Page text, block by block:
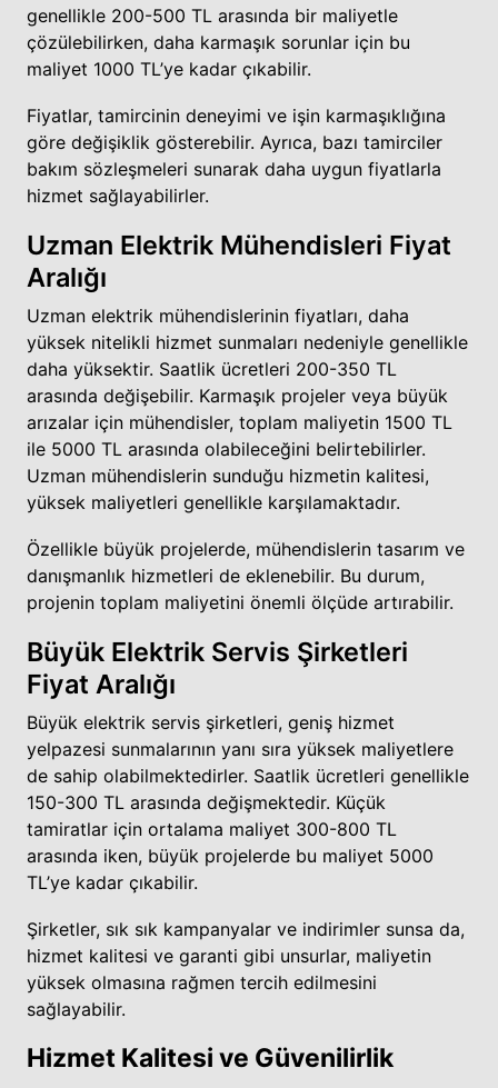
genellikle 200-500 TL arasında bir maliyetle
çözülebilirken, daha karmaşık sorunlar için bu
maliyet 1000 TL’ye kadar çıkabilir.
Fiyatlar, tamircinin deneyimi ve işin karmaşıklığına
göre değişiklik gösterebilir. Ayrıca, bazı tamirciler
bakım sözleşmeleri sunarak daha uygun fiyatlarla
hizmet sağlayabilirler.
Uzman Elektrik Mühendisleri Fiyat
Aralığı
Uzman elektrik mühendislerinin fiyatları, daha
yüksek nitelikli hizmet sunmaları nedeniyle genellikle
daha yüksektir. Saatlik ücretleri 200-350 TL
arasında değişebilir. Karmaşık projeler veya büyük
arızalar için mühendisler, toplam maliyetin 1500 TL
ile 5000 TL arasında olabileceğini belirtebilirler.
Uzman mühendislerin sunduğu hizmetin kalitesi,
yüksek maliyetleri genellikle karşılamaktadır.
Özellikle büyük projelerde, mühendislerin tasarım ve
danışmanlık hizmetleri de eklenebilir. Bu durum,
projenin toplam maliyetini önemli ölçüde artırabilir.
Büyük Elektrik Servis Şirketleri
Fiyat Aralığı
Büyük elektrik servis şirketleri, geniş hizmet
yelpazesi sunmalarının yanı sıra yüksek maliyetlere
de sahip olabilmektedirler. Saatlik ücretleri genellikle
150-300 TL arasında değişmektedir. Küçük
tamiratlar için ortalama maliyet 300-800 TL
arasında iken, büyük projelerde bu maliyet 5000
TL’ye kadar çıkabilir.
Şirketler, sık sık kampanyalar ve indirimler sunsa da,
hizmet kalitesi ve garanti gibi unsurlar, maliyetin
yüksek olmasına rağmen tercih edilmesini
sağlayabilir.
Hizmet Kalitesi ve Güvenilirlik